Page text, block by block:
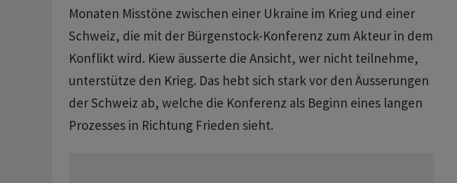
Monaten Misstöne zwischen einer Ukraine im Krieg und einer
Schweiz, die mit der Bürgenstock-Konferenz zum Akteur in dem
Konflikt wird. Kiew äusserte die Ansicht, wer nicht teilnehme,
unterstütze den Krieg. Das hebt sich stark vor den Äusserungen
der Schweiz ab, welche die Konferenz als Beginn eines langen
Prozesses in Richtung Frieden sieht.